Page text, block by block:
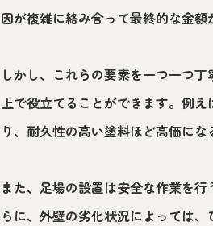
因が複雑に絡み合って最終的な金額
しかし、これらの要素を一つ一つ
上で役立てることができます。例
り、耐久性の高い塗料ほど高価にな
また、足場の設置は安全な作業を
らに、外壁の劣化状況によっては